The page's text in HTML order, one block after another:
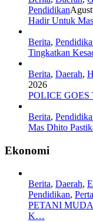
Pendidikan
Hadir Untuk
Berita,
Tingkatkan
Berita, Daerah,
2026
POLICE
Berita,
Mas Dhito
Ekonomi
Berita, Daerah,
Pendidikan,
PETANI
K…